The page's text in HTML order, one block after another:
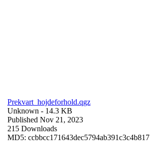
Prekvart_hojdeforhold.qgz
Unknown - 14.3 KB
Published Nov 21, 2023
215 Downloads
MD5: ccbbcc171643dec5794ab391c3c4b817